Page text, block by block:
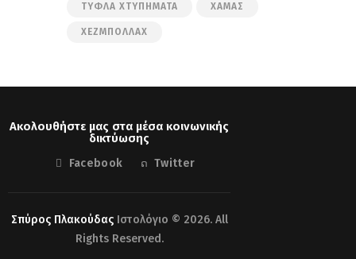
ΤΥΦΛΆ ΧΤΥΠΉΜΑΤΑ ΧΑΜΆΣ
ΧΕΖΜΠΟΛΛΆΧ
Ακολουθήστε μας στα μέσα κοινωνικής
δικτύωσης
Facebook Twitter
Σπύρος ΠλακούδαςΙστολόγιο © 2026. All
Rights Reserved.